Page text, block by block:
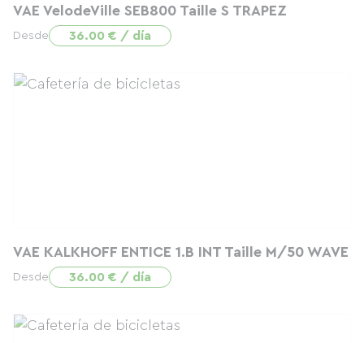
VAE VelodeVille SEB800 Taille S TRAPEZ
Desde 36.00 € / día
VAE KALKHOFF ENTICE 1.B INT Taille M/50 WAVE
Desde 36.00 € / día